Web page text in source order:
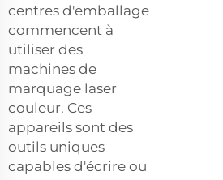
centres d'emballage
commencent à
utiliser des
machines de
marquage laser
couleur. Ces
appareils sont des
outils uniques
capables d'écrire ou